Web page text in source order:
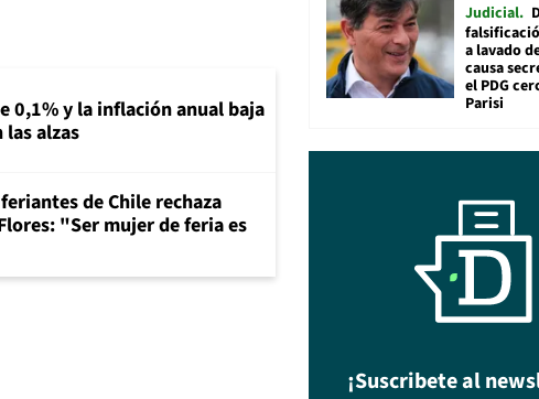
0,1% y la inflación anual baja
alzas
de Chile rechaza
"Ser mujer de feria es
Judicial
a lavado
causa
el PDG
Parisi
¡Suscribete al